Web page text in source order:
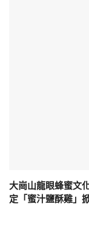
大崗山龍眼蜂蜜文
定「蜜汁鹽酥雞」